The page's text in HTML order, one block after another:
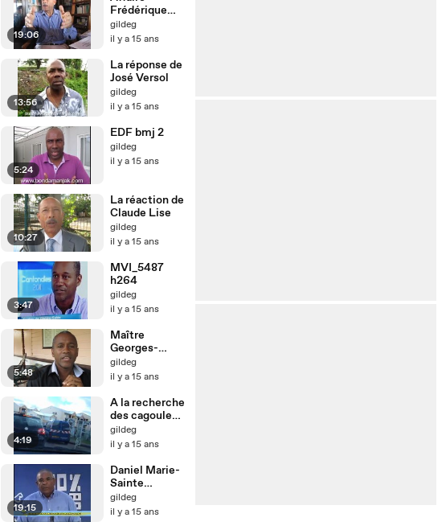
19:06
Frédérique
Fanon :
Claude Lise
gildeg
il y a 15 ans
13:56
La réponse de
José Versol
gildeg
il y a 15 ans
5:24
EDF bmj 2
gildeg
il y a 15 ans
10:27
La réaction de
Claude Lise
gildeg
il y a 15 ans
3:47
MVI_5487
h264
gildeg
il y a 15 ans
5:48
Maître
Georges-
Emmanuel
Germany fait
suspension
gildeg
il y a 15 ans
4:19
A la recherche
des cagoules
perdues
gildeg
il y a 15 ans
19:15
Daniel Marie-
Sainte
présente son
programme
gildeg
il y a 15 ans